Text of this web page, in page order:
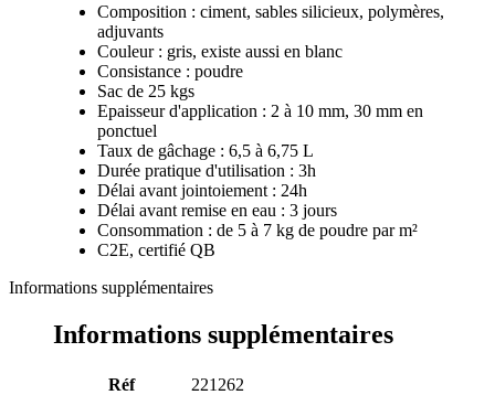
Composition : ciment, sables silicieux, polymères,
adjuvants
Couleur : gris, existe aussi en blanc
Consistance : poudre
Sac de 25 kgs
Epaisseur d'application : 2 à 10 mm, 30 mm en
ponctuel
Taux de gâchage : 6,5 à 6,75 L
Durée pratique d'utilisation : 3h
Délai avant jointoiement : 24h
Délai avant remise en eau : 3 jours
Consommation : de 5 à 7 kg de poudre par m²
C2E, certifié QB
Informations supplémentaires
Informations supplémentaires
Réf
221262